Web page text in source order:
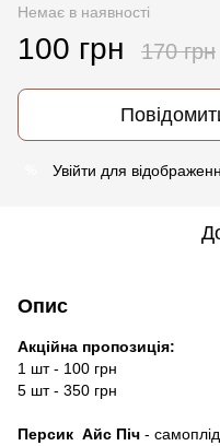
Немає в наявності
100 грн 170 грн
Увійти для
Опис
Акційна пропозиція:
1 шт - 100 грн
5 шт - 350 грн
Персик Айс Піч -